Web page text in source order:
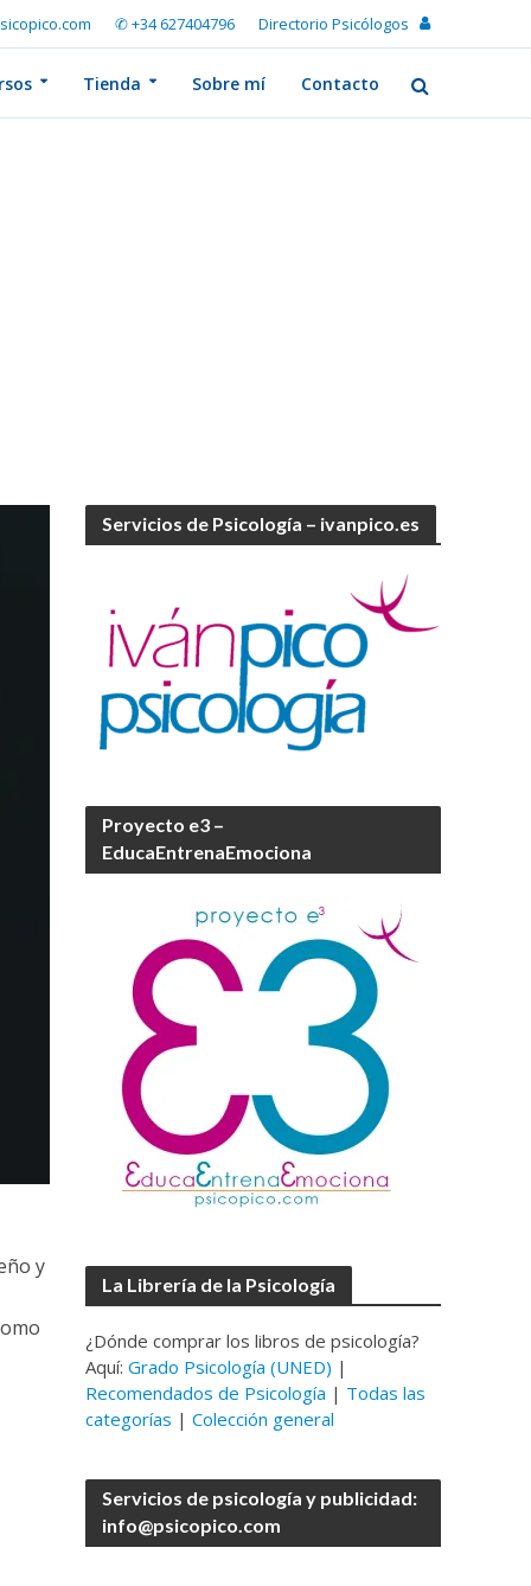
✆ +34 627404796 Directorio Psicólogos
Tienda Sobre mí Contacto
y
Servicios de Psicología – ivanpico.es
Proyecto e3 –
EducaEntrenaEmociona
La Librería de la Psicología
¿Dónde comprar los libros de psicología?
Aquí:Grado Psicología (UNED) |
Recomendados de Psicología | Todas las
categorías |Colección general
Servicios de psicología y publicidad:
info@psicopico.com